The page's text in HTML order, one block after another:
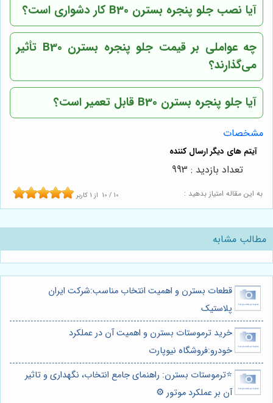
آیا نصب جلو پنجره بسترن B30 کار دشواری است؟
چه عواملی بر قیمت جلو پنجره بسترن B30 تأثیر
می‌گذارند؟
آیا جلو پنجره بسترن B30 قابل تعمیر است؟
مشخصات
به این مقاله امتیاز بدهید : 10 / 10 از 1 کاربر
تعداد بازدید : 993
مطالب مشابه
قطعات بسترن و اهمیت انتخاب مناسب:شرکت ایران
پلاستیک
خرید ترموستات بسترن و اهمیت آن در عملکرد
خودرو:فروشگاه نیوپارت
⭐️ترموستات بسترن: راهنمای جامع انتخاب، نگهداری و تاثیر
آن بر عملکرد موتور ⚙️